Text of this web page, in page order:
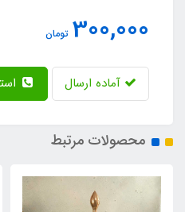
300,000 تومان
آماده ارسال
محصولات مرتبط